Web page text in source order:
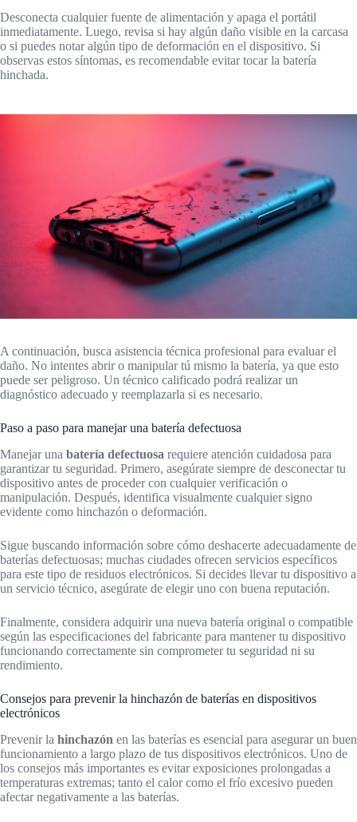
Desconecta cualquier fuente de alimentación y apaga el portátil
inmediatamente. Luego, revisa si hay algún daño visible en la carcasa
o si puedes notar algún tipo de deformación en el dispositivo. Si
observas estos síntomas, es recomendable evitar tocar la batería
hinchada.
A continuación, busca asistencia técnica profesional para evaluar el
daño. No intentes abrir o manipular tú mismo la batería, ya que esto
puede ser peligroso. Un técnico calificado podrá realizar un
diagnóstico adecuado y reemplazarla si es necesario.
Paso a paso para manejar una batería defectuosa
Manejar una batería defectuosa requiere atención cuidadosa para
garantizar tu seguridad. Primero, asegúrate siempre de desconectar tu
dispositivo antes de proceder con cualquier verificación o
manipulación. Después, identifica visualmente cualquier signo
evidente como hinchazón o deformación.
Sigue buscando información sobre cómo deshacerte adecuadamente de
baterías defectuosas; muchas ciudades ofrecen servicios específicos
para este tipo de residuos electrónicos. Si decides llevar tu dispositivo a
un servicio técnico, asegúrate de elegir uno con buena reputación.
Finalmente, considera adquirir una nueva batería original o compatible
según las especificaciones del fabricante para mantener tu dispositivo
funcionando correctamente sin comprometer tu seguridad ni su
rendimiento.
Consejos para prevenir la hinchazón de baterías en dispositivos
electrónicos
Prevenir la hinchazón en las baterías es esencial para asegurar un buen
funcionamiento a largo plazo de tus dispositivos electrónicos. Uno de
los consejos más importantes es evitar exposiciones prolongadas a
temperaturas extremas; tanto el calor como el frío excesivo pueden
afectar negativamente a las baterías.